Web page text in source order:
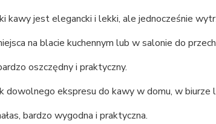
kawy jest elegancki i lekki, ale jednocześnie
na blacie kuchennym lub w salonie do
oszczędny i praktyczny.
dowolnego ekspresu do kawy w domu, w biurze
bardzo wygodna i praktyczna.